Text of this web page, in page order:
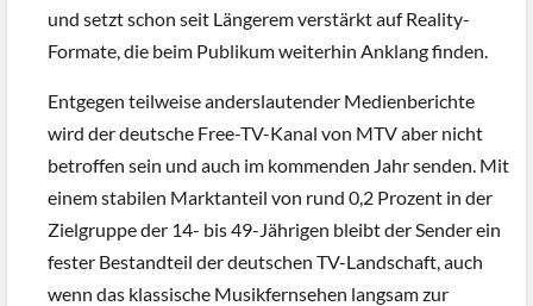
und setzt schon seit Längerem verstärkt auf Reality-
Formate, die beim Publikum weiterhin Anklang finden.
Entgegen teilweise anderslautender Medienberichte
wird der deutsche Free-TV-Kanal von MTV aber nicht
betroffen sein und auch im kommenden Jahr senden. Mit
einem stabilen Marktanteil von rund 0,2 Prozent in der
Zielgruppe der 14- bis 49-Jährigen bleibt der Sender ein
fester Bestandteil der deutschen TV-Landschaft, auch
wenn das klassische Musikfernsehen langsam zur